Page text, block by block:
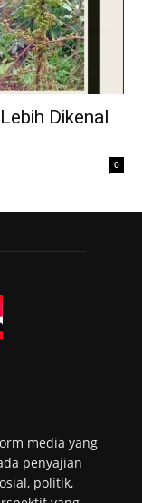
Dikenal
0
media yang
penyajian
politik,